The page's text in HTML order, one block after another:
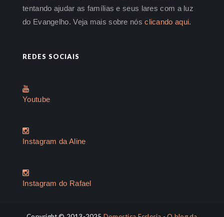
tentando ajudar as famílias e seus lares com a luz
do Evangelho. Veja mais sobre nósclicando aqui.
REDES SOCIAIS
Youtube
Instagram da Aline
Instagram do Rafael